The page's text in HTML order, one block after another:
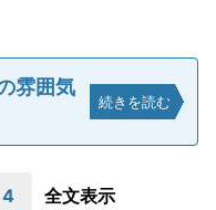
雰囲気
続きを読む
4 全文表示